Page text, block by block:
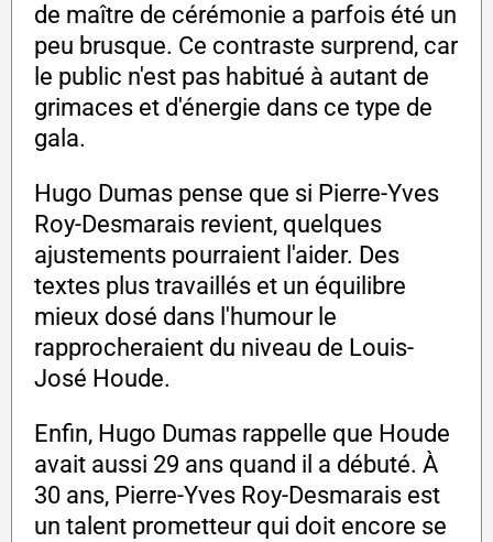
de maître de cérémonie a parfois été un
peu brusque. Ce contraste surprend, car
le public n'est pas habitué à autant de
grimaces et d'énergie dans ce type de
gala.
Hugo Dumas pense que si Pierre-Yves
Roy-Desmarais revient, quelques
ajustements pourraient l'aider. Des
textes plus travaillés et un équilibre
mieux dosé dans l'humour le
rapprocheraient du niveau de Louis-
José Houde.
Enfin, Hugo Dumas rappelle que Houde
avait aussi 29 ans quand il a débuté. À
30 ans, Pierre-Yves Roy-Desmarais est
un talent prometteur qui doit encore se